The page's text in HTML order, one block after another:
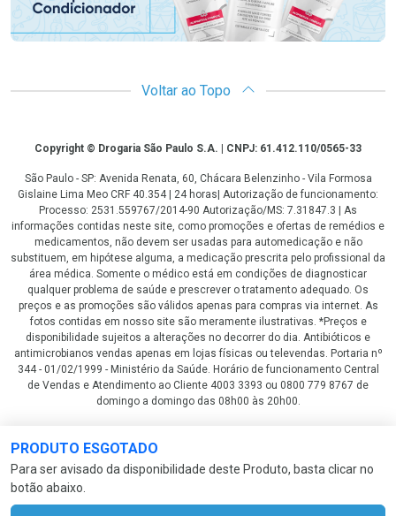
PRODUTO ESGOTADO
Para ser avisado da disponibilidade deste Produto, basta clicar no
botão abaixo.
Voltar ao Topo
CopyrightCopyright © Drogaria São Paulo S.A. | CNPJ: 61.412.110/0565-33
São Paulo - SP: Avenida Renata, 60, Chácara Belenzinho - Vila Formosa
Gislaine Lima Meo CRF 40.354 | 24 horas| Autorização de funcionamento:
Processo: 2531.559767/2014-90 Autorização/MS: 7.31847.3 | As
informações contidas neste site, como promoções e ofertas de remédios e
medicamentos, não devem ser usadas para automedicação e não
substituem, em hipótese alguma, a medicação prescrita pelo profissional da
área médica. Somente o médico está em condições de diagnosticar
qualquer problema de saúde e prescrever o tratamento adequado. Os
preços e as promoções são válidos apenas para compras via internet. As
fotos contidas em nosso site são meramente ilustrativas. *Preços e
disponibilidade sujeitos a alterações no decorrer do dia. Antibióticos e
antimicrobianos vendas apenas em lojas físicas ou televendas. Portaria nº
344 - 01/02/1999 - Ministério da Saúde. Horário de funcionamento Central
de Vendas e Atendimento ao Cliente 4003 3393 ou 0800 779 8767 de
domingo a domingo das 08h00 às 20h00.